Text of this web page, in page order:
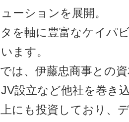
ーションを展開。
を軸に豊富なケイパ
ます。
は、伊藤忠商事との
設立など他社を巻き
上にも投資しており、